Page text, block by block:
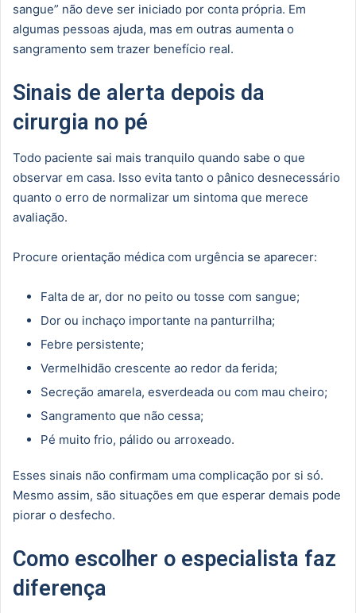
sangue” não deve ser iniciado por conta própria. Em
algumas pessoas ajuda, mas em outras aumenta o
sangramento sem trazer benefício real.
Sinais de alerta depois da
cirurgia no pé
Todo paciente sai mais tranquilo quando sabe o que
observar em casa. Isso evita tanto o pânico desnecessário
quanto o erro de normalizar um sintoma que merece
avaliação.
Procure orientação médica com urgência se aparecer:
Falta de ar, dor no peito ou tosse com sangue;
Dor ou inchaço importante na panturrilha;
Febre persistente;
Vermelhidão crescente ao redor da ferida;
Secreção amarela, esverdeada ou com mau cheiro;
Sangramento que não cessa;
Pé muito frio, pálido ou arroxeado.
Esses sinais não confirmam uma complicação por si só.
Mesmo assim, são situações em que esperar demais pode
piorar o desfecho.
Como escolher o especialista faz
diferença